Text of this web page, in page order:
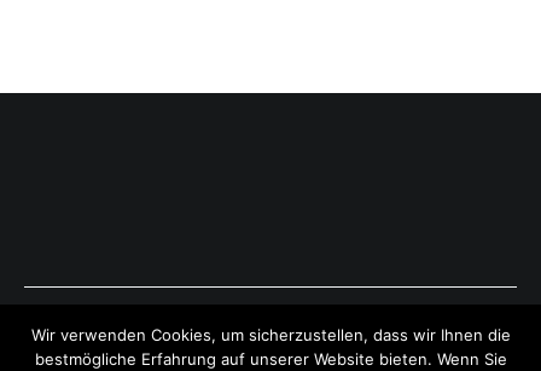
Copyright © 2026ExpressAntworten.com. All rights reserved.
Theme:Cenote by ThemeGrill. Powered byWordPress .
Wir verwenden Cookies, um sicherzustellen, dass wir Ihnen die
bestmögliche Erfahrung auf unserer Website bieten. Wenn Sie